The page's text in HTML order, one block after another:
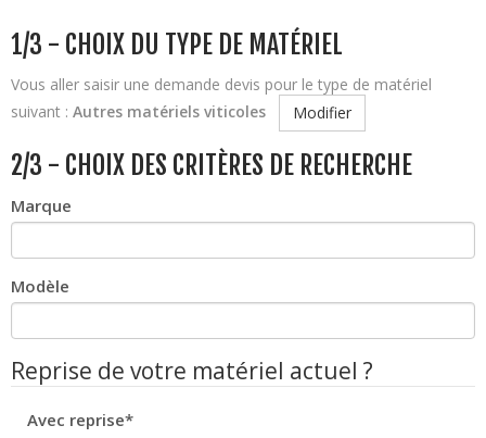
1/3 - CHOIX DU TYPE DE MATÉRIEL
Vous aller saisir une demande devis pour le type de matériel
suivant : Autres matériels viticoles Modifier
2/3 - CHOIX DES CRITÈRES DE RECHERCHE
Marque
Modèle
Reprise de votre matériel actuel ?
Avec reprise*